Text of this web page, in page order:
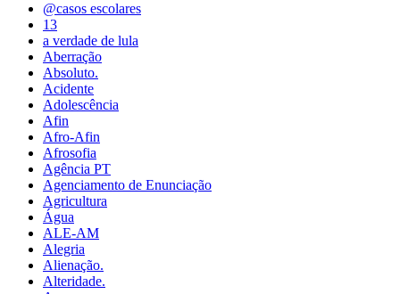
@casos escolares
13
a verdade de lula
Aberração
Absoluto.
Acidente
Adolescência
Afin
Afro-Afin
Afrosofia
Agência PT
Agenciamento de Enunciação
Agricultura
Água
ALE-AM
Alegria
Alienação.
Alteridade.